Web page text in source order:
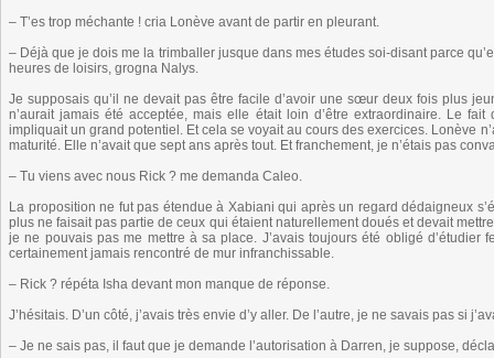
– T’es trop méchante ! cria Lonève avant de partir en pleurant.
– Déjà que je dois me la trimballer jusque dans mes études soi-disant parce
heures de loisirs, grogna Nalys.
Je supposais qu’il ne devait pas être facile d’avoir une sœur deux fois plus
n’aurait jamais été acceptée, mais elle était loin d’être extraordinaire. Le
impliquait un grand potentiel. Et cela se voyait au cours des exercices. Lonève
maturité. Elle n’avait que sept ans après tout. Et franchement, je n’étais pas
– Tu viens avec nous Rick ? me demanda Caleo.
La proposition ne fut pas étendue à Xabiani qui après un regard dédaigneux
plus ne faisait pas partie de ceux qui étaient naturellement doués et devait
je ne pouvais pas me mettre à sa place. J’avais toujours été obligé d’étudier
certainement jamais rencontré de mur infranchissable.
– Rick ? répéta Isha devant mon manque de réponse.
J’hésitais. D’un côté, j’avais très envie d’y aller. De l’autre, je ne savais pas si
– Je ne sais pas, il faut que je demande l’autorisation à Darren, je suppose,